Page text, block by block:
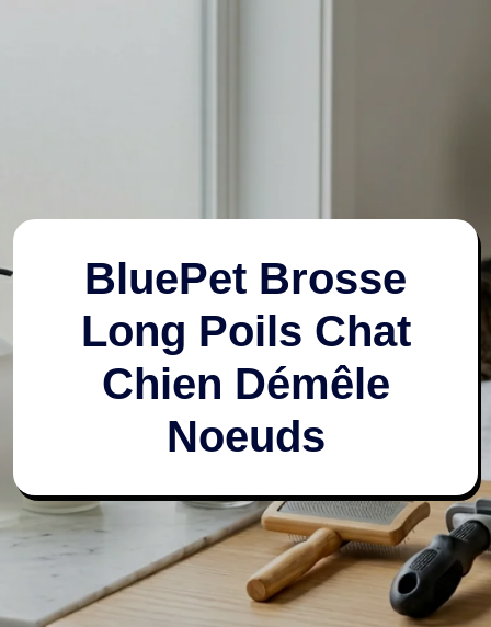
BluePet Brosse
Long Poils Chat
Chien Démêle
Noeuds